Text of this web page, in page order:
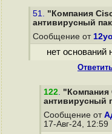
51. "Компания
антивирусный
Сообщение от
нет оснований
122. "Компания
антивирусный
Сообщение от
17-Авг-24, 12:59